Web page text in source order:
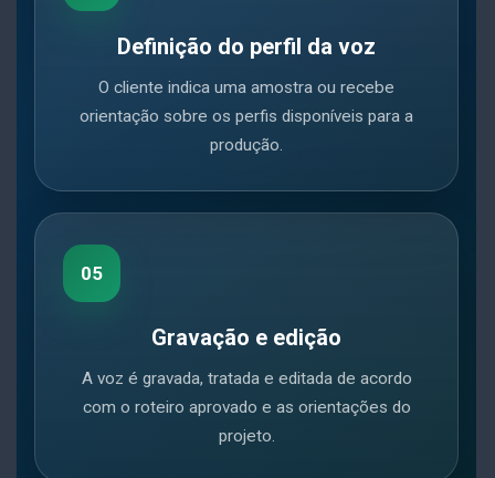
Definição do perfil da voz
O cliente indica uma amostra ou recebe
orientação sobre os perfis disponíveis para a
produção.
05
Gravação e edição
A voz é gravada, tratada e editada de acordo
com o roteiro aprovado e as orientações do
projeto.